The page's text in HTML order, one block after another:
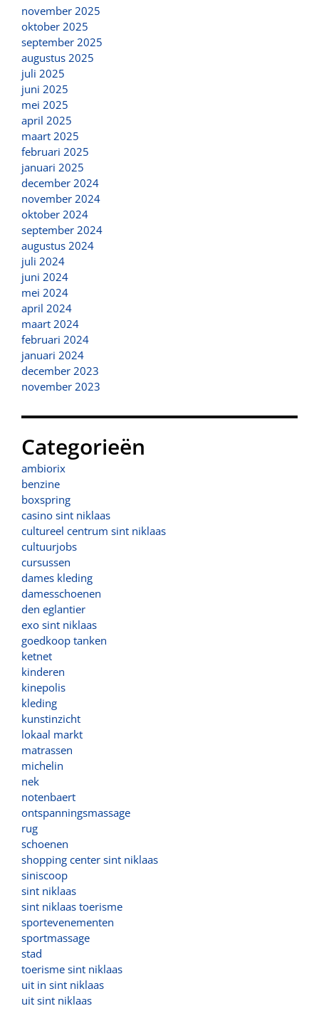
november 2025
oktober 2025
september 2025
augustus 2025
juli 2025
juni 2025
mei 2025
april 2025
maart 2025
februari 2025
januari 2025
december 2024
november 2024
oktober 2024
september 2024
augustus 2024
juli 2024
juni 2024
mei 2024
april 2024
maart 2024
februari 2024
januari 2024
december 2023
november 2023
Categorieën
ambiorix
benzine
boxspring
casino sint niklaas
cultureel centrum sint niklaas
cultuurjobs
cursussen
dames kleding
damesschoenen
den eglantier
exo sint niklaas
goedkoop tanken
ketnet
kinderen
kinepolis
kleding
kunstinzicht
lokaal markt
matrassen
michelin
nek
notenbaert
ontspanningsmassage
rug
schoenen
shopping center sint niklaas
siniscoop
sint niklaas
sint niklaas toerisme
sportevenementen
sportmassage
stad
toerisme sint niklaas
uit in sint niklaas
uit sint niklaas